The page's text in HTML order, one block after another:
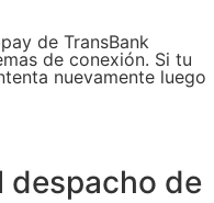
de TransBank
de conexión. Si tu
nuevamente luego
despacho de